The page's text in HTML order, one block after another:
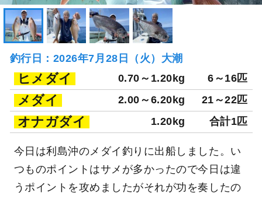
釣行日：2026年7月28日（火）大潮
ヒメダイ 0.70～1.20kg 6～16匹
メダイ 2.00～6.20kg 21～22匹
オナガダイ 1.20kg 合計1匹
今日は利島沖のメダイ釣りに出船しました。い
つものポイントはサメが多かったので今日は違
うポイントを攻めましたがそれが功を奏したの